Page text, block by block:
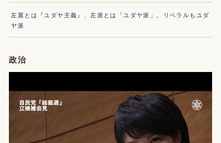
左翼とは『ユダヤ主義』、左派とは「ユダヤ派」。リベラルもユダ
ヤ派
政治